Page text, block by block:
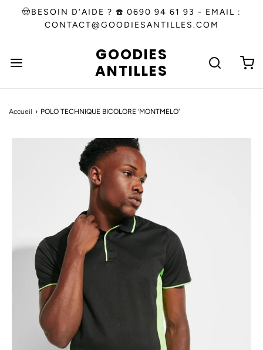
🤠BESOIN D’AIDE ? ☎️ 0690 94 61 93 - EMAIL :
CONTACT@GOODIESANTILLES.COM
GOODIES
ANTILLES
Accueil › POLO TECHNIQUE BICOLORE ‘MONTMELO'